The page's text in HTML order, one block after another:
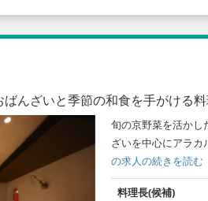
ばんざいと季節の和食を手がける
旬の京野菜を活かし
ざいを中心にアラ
の求人の続きを読む
料理長(候補)